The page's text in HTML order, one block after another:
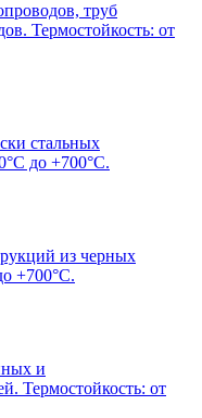
труб
Термостойкость: от
стальных
до +700°С.
из черных
+700°С.
и
Термостойкость: от